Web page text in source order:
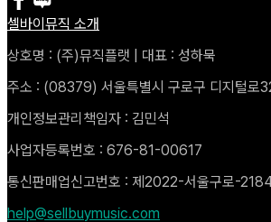
셀바이뮤직 소개
상호명 : (주)뮤직플랫 | 대표 : 성하묵
주소 : (08379) 서울특별시 구로구 디지털로
개인정보관리책임자 : 김민석
사업자등록번호 : 676-81-00617
통신판매업신고번호 : 제2022-서울구로-
help@sellbuymusic.com